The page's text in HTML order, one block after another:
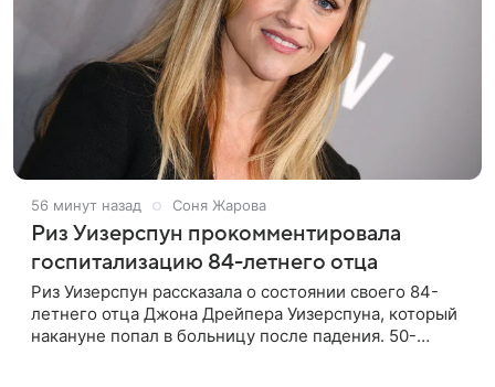
56 минут назад Соня Жарова
Риз Уизерспун прокомментировала
госпитализацию 84-летнего отца
Риз Уизерспун рассказала о состоянии своего 84-
летнего отца Джона Дрейпера Уизерспуна, который
накануне попал в больницу после падения. 50-